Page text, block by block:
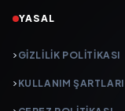
YASAL
GIZLILIK POLITIKASI
KULLANIM ŞARTLARI